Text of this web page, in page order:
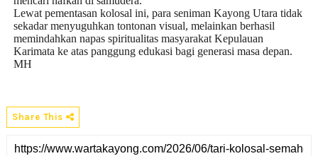
Lewat pementasan kolosal ini, para seniman Kayong Utara tidak
sekadar menyuguhkan tontonan visual, melainkan berhasil
memindahkan napas spiritualitas masyarakat Kepulauan
Karimata ke atas panggung edukasi bagi generasi masa depan.
MH
Share This